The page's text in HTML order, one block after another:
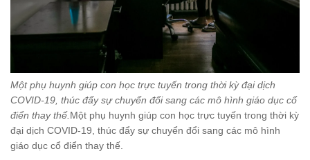
Một phụ huynh giúp con học trực tuyến trong thời kỳ đại dịch
COVID-19, thúc đẩy sự chuyển đổi sang các mô hình giáo dục cổ
điển thay thế. Một phụ huynh giúp con học trực tuyến trong thời kỳ
đại dịch COVID-19, thúc đẩy sự chuyển đổi sang các mô hình
giáo dục cổ điển thay thế.